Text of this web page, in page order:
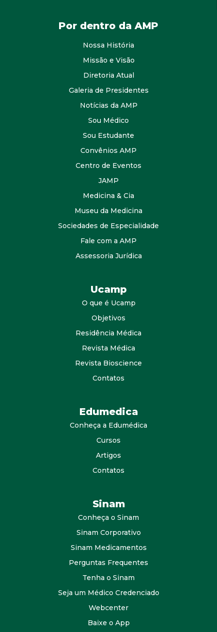
Por dentro da AMP
Nossa História
Missão e Visão
Diretoria Atual
Galeria de Presidentes
Notícias da AMP
Sou Médico
Sou Estudante
Convênios AMP
Centro de Eventos
JAMP
Medicina & Cia
Museu da Medicina
Sociedades de Especialidade
Fale com a AMP
Assessoria Jurídica
Ucamp
O que é Ucamp
Objetivos
Residência Médica
Revista Médica
Revista Bioscience
Contatos
Edumedica
Conheça a Edumédica
Cursos
Artigos
Contatos
Sinam
Conheça o Sinam
Sinam Corporativo
Sinam Medicamentos
Perguntas Frequentes
Tenha o Sinam
Seja um Médico Credenciado
Webcenter
Baixe o App